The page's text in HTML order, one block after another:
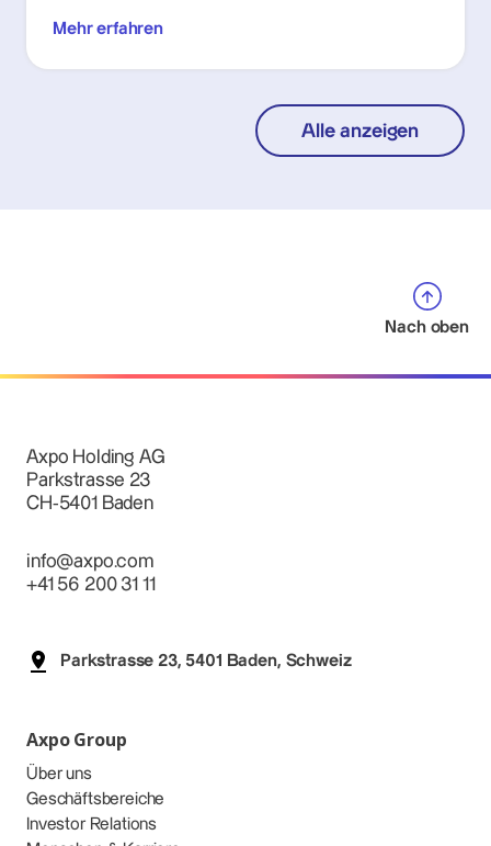
Mehr erfahren
Alle anzeigen
Nach oben
Axpo Holding AG
Parkstrasse 23
CH-5401 Baden
info@axpo.com
+41 56 200 31 11
Parkstrasse 23, 5401 Baden, Schweiz
Axpo Group
Über uns
Geschäftsbereiche
Investor Relations